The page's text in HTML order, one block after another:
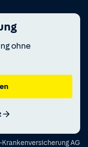
ohne
Krankenversicherung AG